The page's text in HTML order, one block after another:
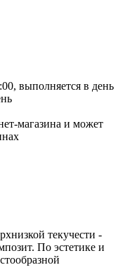
выполняется в день
магазина и может
текучести -
По эстетике и